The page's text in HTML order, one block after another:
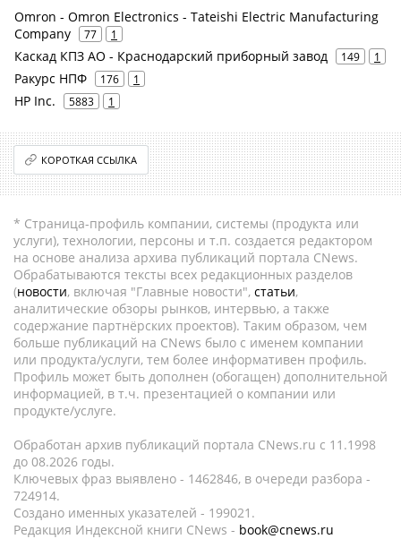
Omron - Omron Electronics - Tateishi Electric Manufacturing
Company
77 1
Каскад КПЗ АО - Краснодарский приборный завод 149 1
Ракурс НПФ 176 1
HP Inc. 5883 1
КОРОТКАЯ ССЫЛКА
* Страница-профиль компании, системы (продукта или
услуги), технологии, персоны и т.п. создается редактором
на основе анализа архива публикаций портала CNews.
Обрабатываются тексты всех редакционных разделов
(новости, включая "Главные новости", статьи,
аналитические обзоры рынков, интервью, а также
содержание партнёрских проектов). Таким образом, чем
больше публикаций на CNews было с именем компании
или продукта/услуги, тем более информативен профиль.
Профиль может быть дополнен (обогащен) дополнительной
информацией, в т.ч. презентацией о компании или
продукте/услуге.
Обработан архив публикаций портала CNews.ru c 11.1998
до 08.2026 годы.
Ключевых фраз выявлено - 1462846, в очереди разбора -
724914.
Создано именных указателей - 199021.
Редакция Индексной книги CNews - book@cnews.ru